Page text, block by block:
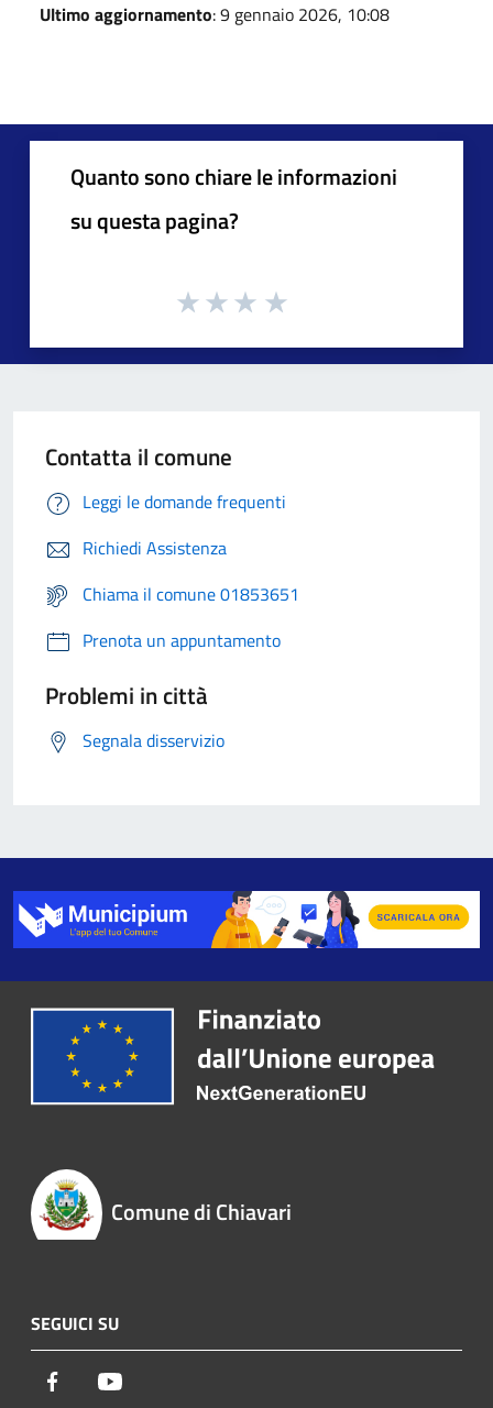
Ultimo aggiornamento: 9 gennaio 2026, 10:08
Quanto sono chiare le informazioni
su questa pagina?
Contatta il comune
Leggi le domande frequenti
Richiedi Assistenza
Chiama il comune 01853651
Prenota un appuntamento
Problemi in città
Segnala disservizio
Comune di Chiavari
SEGUICI SU
Facebook